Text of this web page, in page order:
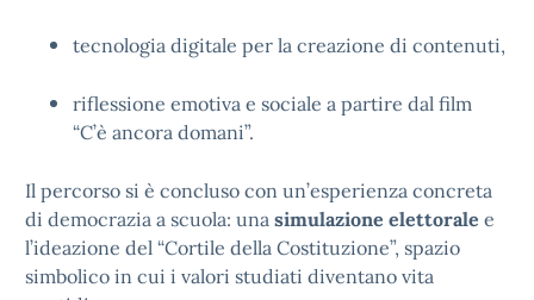
tecnologia digitale per la creazione di contenuti,
riflessione emotiva e sociale a partire dal film
“C’è ancora domani”.
Il percorso si è concluso con un’esperienza concreta
di democrazia a scuola: una simulazione elettorale e
l’ideazione del “Cortile della Costituzione”, spazio
simbolico in cui i valori studiati diventano vita